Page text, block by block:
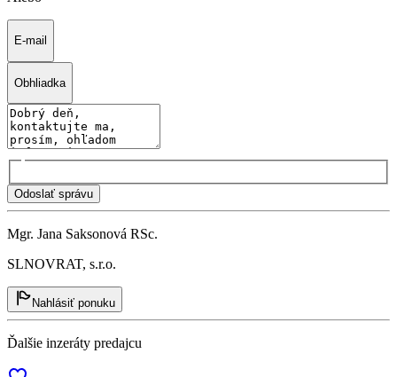
E-mail
Obhliadka
Odoslať správu
Mgr. Jana Saksonová RSc.
SLNOVRAT, s.r.o.
Nahlásiť ponuku
Ďalšie inzeráty predajcu